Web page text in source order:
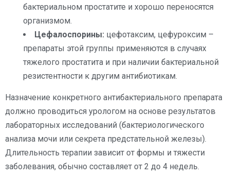
бактериальном простатите и хорошо переносятся
организмом.
Цефалоспорины: цефотаксим, цефуроксим –
препараты этой группы применяются в случаях
тяжелого простатита и при наличии бактериальной
резистентности к другим антибиотикам.
Назначение конкретного антибактериального препарата
должно проводиться урологом на основе результатов
лабораторных исследований (бактериологического
анализа мочи или секрета предстательной железы).
Длительность терапии зависит от формы и тяжести
заболевания, обычно составляет от 2 до 4 недель.